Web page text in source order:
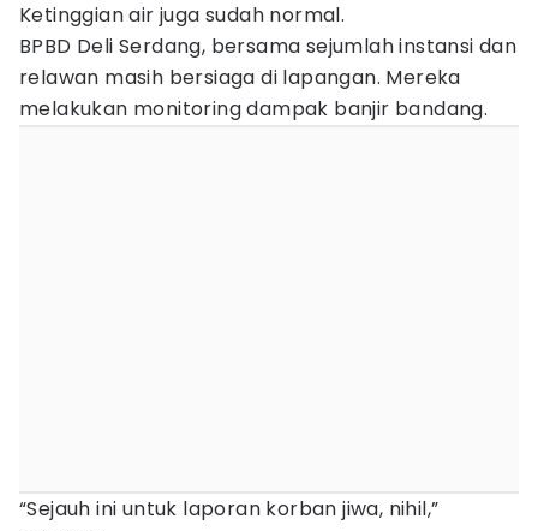
Ketinggian air juga sudah normal.
BPBD Deli Serdang, bersama sejumlah instansi dan
relawan masih bersiaga di lapangan. Mereka
melakukan monitoring dampak banjir bandang.
“Sejauh ini untuk laporan korban jiwa, nihil,”